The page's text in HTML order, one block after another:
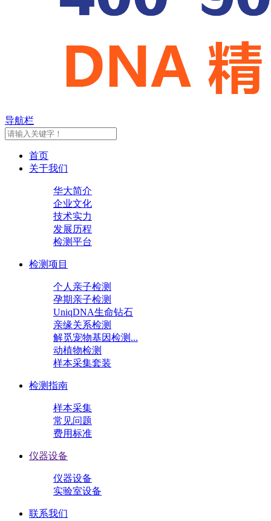
导航栏
首页
关于我们
华大简介
企业文化
技术实力
发展历程
检测平台
检测项目
个人亲子检测
孕期亲子检测
UniqDNA生命钻石
亲缘关系检测
解觅宠物基因检测...
动植物检测
样本采集套装
检测指南
样本采集
常见问题
费用标准
仪器设备
仪器设备
实验室设备
联系我们